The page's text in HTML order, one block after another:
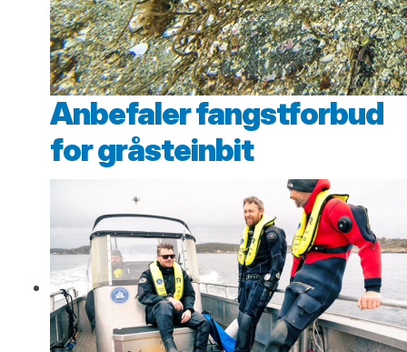
Anbefaler fangstforbud
for gråsteinbit